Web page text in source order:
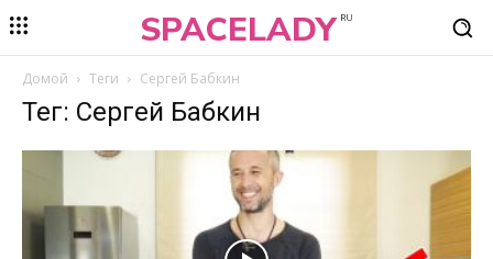
SPACELADY RU
Домой Теги Сергей Бабкин
Тег: Сергей Бабкин